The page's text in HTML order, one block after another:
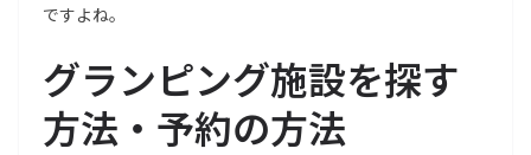
ですよね。
グランピング施設を探す
方法・予約の方法